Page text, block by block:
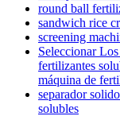
round ball
sandwich rice
screening
Seleccionar
fertilizantes
máquina de
separador
solubles